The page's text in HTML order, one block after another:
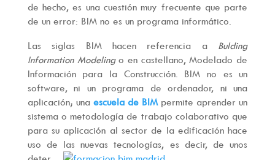
de hecho, es una cuestión muy frecuente que parte
de un error: BIM no es un programa informático.
Las siglas BIM hacen referencia a Bulding
Information Modelingo en castellano, Modelado de
Información para la Construcción. BIM no es un
software, ni un programa de ordenador, ni una
aplicación; una escuela de BIM permite aprender un
sistema o metodología de trabajo colaborativo que
para su aplicación al sector de la edificación hace
uso de las nuevas tecnologías, es decir, de unos